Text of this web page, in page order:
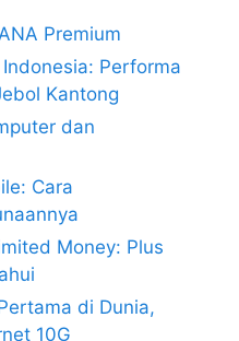
Premium
Performa
Kantong
dan
Cara
Money: Plus
di Dunia,
10G